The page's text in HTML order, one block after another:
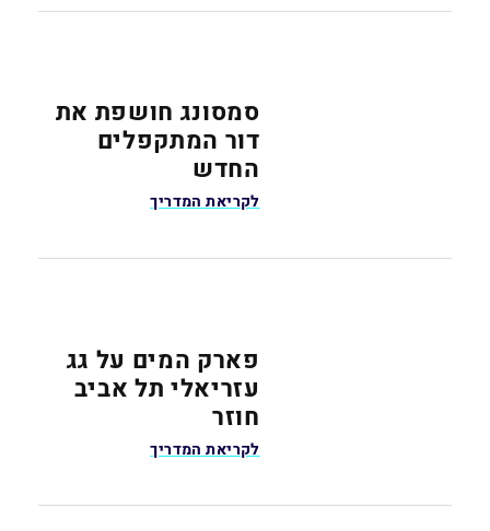
סמסונג חושפת את
דור המתקפלים
החדש
לקריאת המדריך
פארק המים על גג
עזריאלי תל אביב
חוזר
לקריאת המדריך